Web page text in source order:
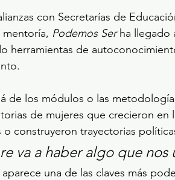
con Secretarías de
Podemos Ser ha llegado
herramientas de
de los módulos o las
de mujeres que crecieron en
o construyeron trayectorias
va a haber algo que
aparece una de las claves más